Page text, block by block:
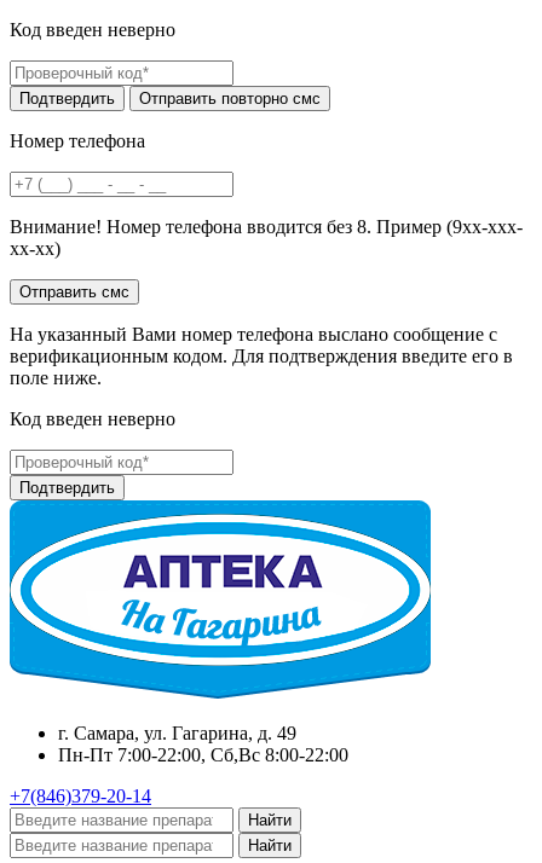
Код введен неверно
Номер телефона
Внимание! Номер телефона вводится без 8. Пример (9хх-ххх-
хх-хх)
На указанный Вами номер телефона выслано сообщение с
верификационным кодом. Для подтверждения введите его в
поле ниже.
Код введен неверно
г. Самара, ул. Гагарина, д. 49
Пн-Пт 7:00-22:00, Сб,Вс 8:00-22:00
+7(846)379-20-14
Найти
Найти